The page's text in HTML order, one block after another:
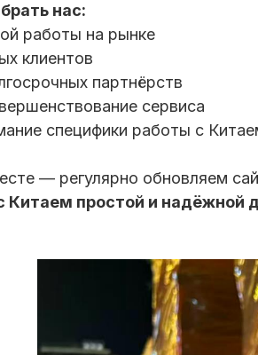
нас:
работы на рынке
клиентов
партнёрств
сервиса
специфики работы с
— регулярно обновляем
Китаем простой и надёжной